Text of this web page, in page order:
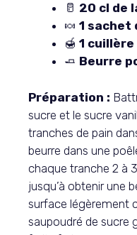
🥛 20 cl de
🍬 1 sachet
🍯 1 cuillère
🧈 Beurre
Préparation :
sucre et le sucre
tranches de pain
beurre dans une
chaque tranche 2 à
jusqu’à obtenir une
surface légèrement
saupoudré de sucre